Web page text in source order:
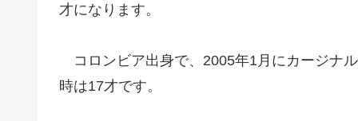
才になります。
コロンビア出身で、2005年1月にカージナ
時は17才です。